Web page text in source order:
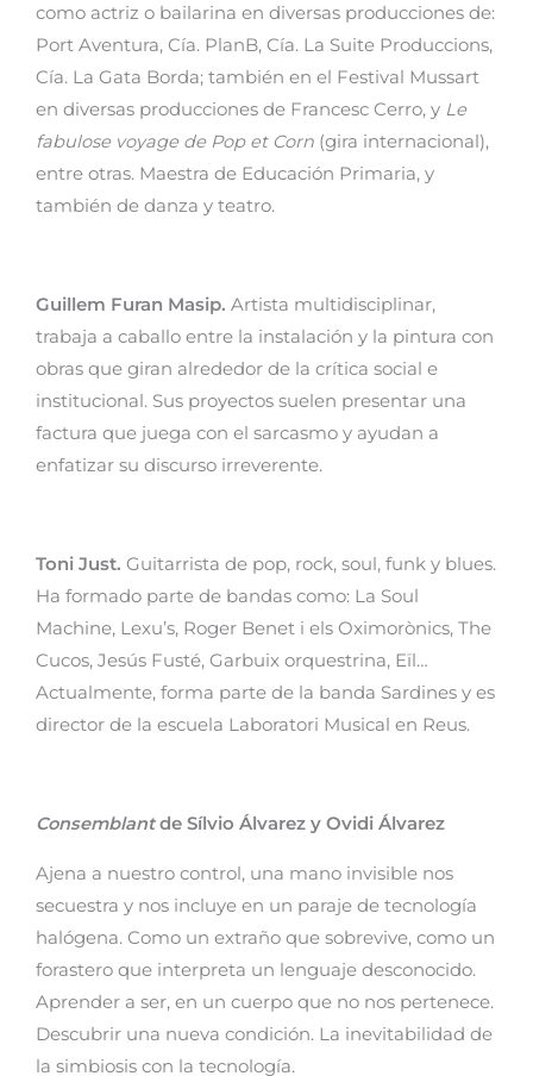
como actriz o bailarina en diversas producciones de:
Port Aventura, Cía. PlanB, Cía. La Suite Produccions,
Cía. La Gata Borda; también en el Festival Mussart
en diversas producciones de Francesc Cerro, y Le
fabulose voyage de Pop et Corn (gira internacional),
entre otras. Maestra de Educación Primaria, y
también de danza y teatro.
Guillem Furan Masip. Artista multidisciplinar,
trabaja a caballo entre la instalación y la pintura con
obras que giran alrededor de la crítica social e
institucional. Sus proyectos suelen presentar una
factura que juega con el sarcasmo y ayudan a
enfatizar su discurso irreverente.
Toni Just. Guitarrista de pop, rock, soul, funk y blues.
Ha formado parte de bandas como: La Soul
Machine, Lexu’s, Roger Benet i els Oximorònics, The
Cucos, Jesús Fusté, Garbuix orquestrina, Eïl…
Actualmente, forma parte de la banda Sardines y es
director de la escuela Laboratori Musical en Reus.
Consemblantde Sílvio Álvarez y Ovidi Álvarez
Ajena a nuestro control, una mano invisible nos
secuestra y nos incluye en un paraje de tecnología
halógena. Como un extraño que sobrevive, como un
forastero que interpreta un lenguaje desconocido.
Aprender a ser, en un cuerpo que no nos pertenece.
Descubrir una nueva condición. La inevitabilidad de
la simbiosis con la tecnología.